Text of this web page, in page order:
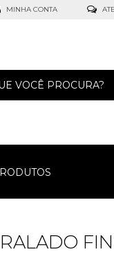
MINHA CONTA